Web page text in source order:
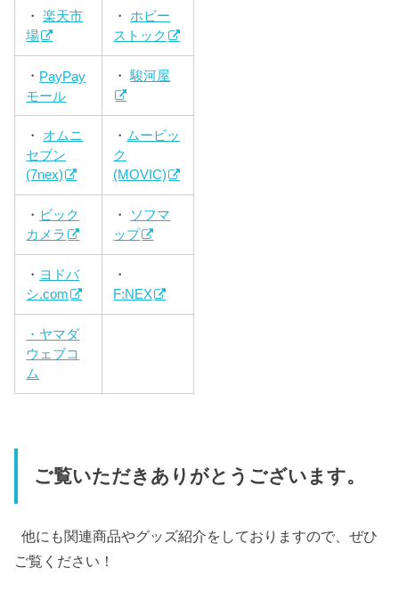
・楽天市
場
・ホビー
ストック
・ PayPay
モール
・駿河屋
・ オムニ
セブン
(7nex)
・ ムービッ
ク
(MOVIC)
・ ビック
カメラ
・
ソフマ
ップ
・ ヨドバ
シ.com
・
F:NEX
・ヤマダ
ウェブコ
ム
ご覧いただきありがとうございます。
他にも関連商品やグッズ紹介をしておりますので、ぜひ
ご覧ください！